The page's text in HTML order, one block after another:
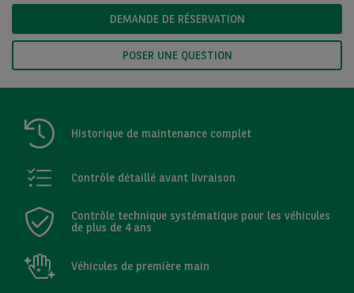
DEMANDE DE RÉSERVATION
POSER UNE QUESTION
Historique de maintenance complet
Contrôle détaillé avant livraison
Contrôle technique systématique pour les véhicules
de plus de 4 ans
Véhicules de première main